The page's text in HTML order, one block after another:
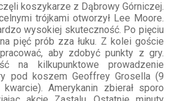
koszykarze z Dąbrowy Górniczej.
trójkami otworzył Lee Moore.
wysokiej skuteczność. Po pięciu
pięć prób zza łuku. Z kolei goście
aby zdobyć punkty z gry.
na kilkupunktowe prowadzenie
pod koszem Geoffrey Grosella (9
Amerykanin zbierał sporo